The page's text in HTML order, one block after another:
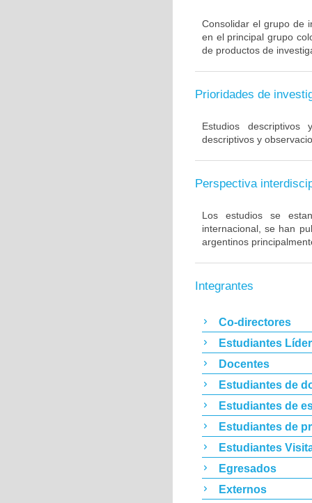
Consolidar el grupo de
en el principal grupo
de productos de
Prioridades de
Estudios
descriptivos y
Perspectiva
Los estudios se
internacional, se han
argentinos
Integrantes
Co-directores
Estudiantes
Docentes
Estudiantes de
Estudiantes de
Estudiantes de
Estudiantes
Egresados
Externos